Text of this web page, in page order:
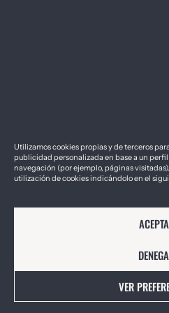
Utilizamos cookies propias y de terceros
publicidad personalizada en base a un
navegación (por ejemplo, páginas
utilización de cookies indicándolo en el
VER